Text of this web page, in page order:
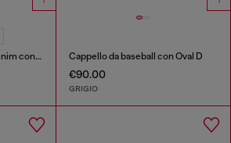
Berretto da baseball in denim con logo For Successful Loving Cappello da baseball con Oval D
€90.00
GRIGIO